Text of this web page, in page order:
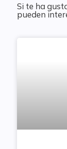
Si te ha
pueden